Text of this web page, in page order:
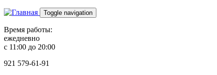
Toggle navigation
Время работы:
ежедневно
с 11:00 до 20:00
921 579-61-91